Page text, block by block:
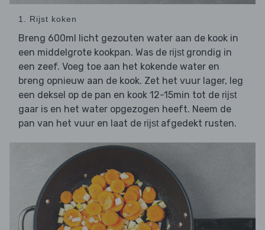
1. Rijst koken
Breng 600ml licht gezouten water aan de kook in
een middelgrote kookpan. Was de rijst grondig in
een zeef. Voeg toe aan het kokende water en
breng opnieuw aan de kook. Zet het vuur lager, leg
een deksel op de pan en kook 12-15min tot de rijst
gaar is en het water opgezogen heeft. Neem de
pan van het vuur en laat de rijst afgedekt rusten.